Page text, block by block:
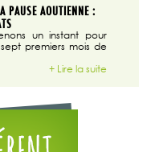
PAUSE AOUTIENNE :
un instant pour
premiers mois de
+ Lire la suite